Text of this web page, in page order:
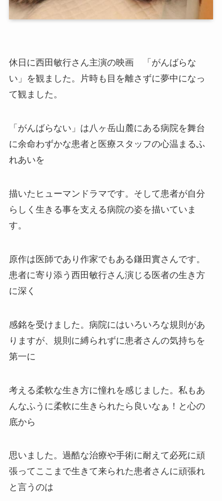
休日に西田敏行さん主演の映画 「がんばらな
い」を観ました。片時も目を離さずに夢中になっ
て観ました。
「がんばらない」は八ヶ岳山麓にある病院を舞台
に余命わずかな患者と医療スタッフの心温まるふ
れあいを
描いたヒューマンドラマです。そして患者が自分
らしく生きる事を支える病院の姿を描いていま
す。
原作は医師であり作家でもある鎌田實さんです。
患者に寄り添う西田敏行さん演じる医者の生き方
に深く
感銘を受けました。病院にはいろいろな規則があ
りますが、規則に縛られずに患者さんの気持ちを
第一に
考える柔軟な生き方に憧れを感じました。私もあ
んなふうに柔軟に生きられたら良いなぁ！と心の
底から
思いました。過酷な治療や手術に耐えて必死に頑
張ってここまで生きて来られた患者さんに頑張れ
と言うのは